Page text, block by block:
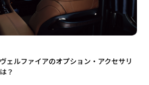
ェルファイアのオプション・アクセサリ
？